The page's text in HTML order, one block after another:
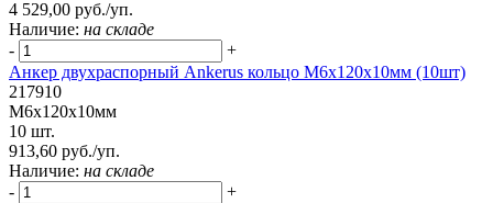
4 529,00 руб./уп.
Наличие: на складе
-
+
Анкер двухраспорный Ankerus кольцо М6х120х10мм (10шт)
217910
М6х120х10мм
10 шт.
913,60 руб./уп.
Наличие: на складе
-
+